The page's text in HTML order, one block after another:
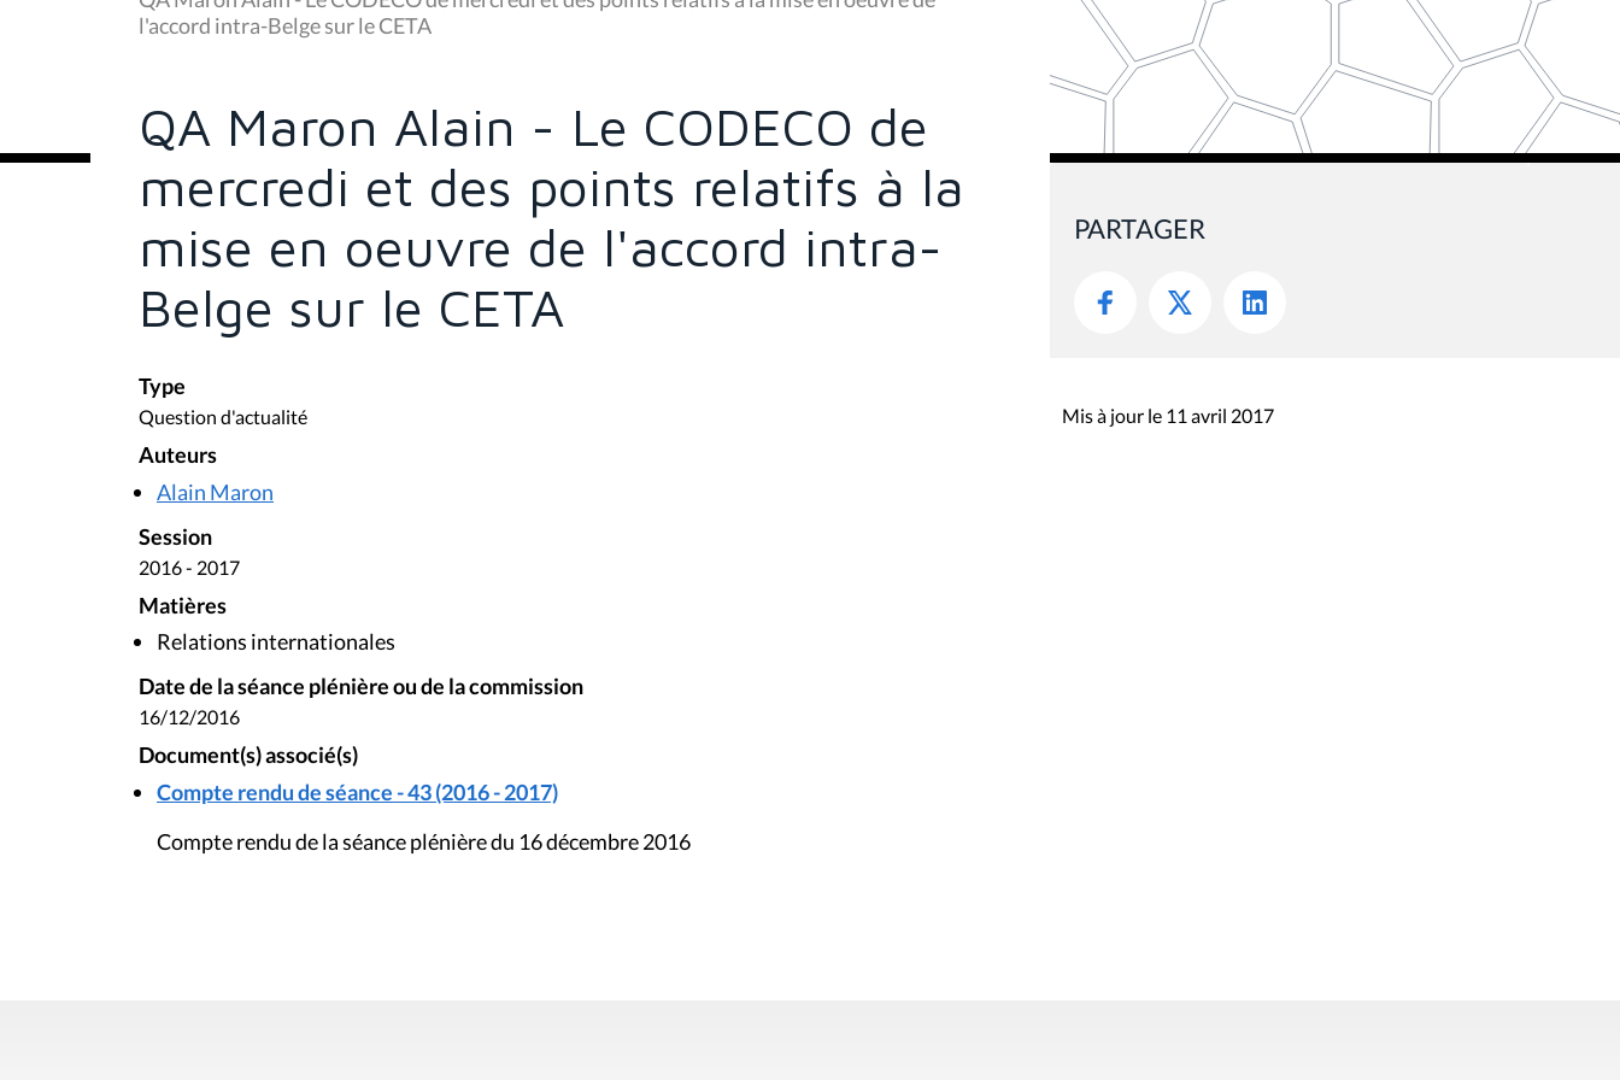
s
ê
c
:
l'accord intra-Belge sur le CETA
QA Maron Alain - Le CODECO de
mercredi et des points relatifs à la
mise en oeuvre de l'accord intra-
Belge sur le CETA
Type
Question d'actualité
Auteurs
Alain Maron
Session
2016 - 2017
Matières
Relations internationales
Date de la séance plénière ou de la commission
16/12/2016
Document(s) associé(s)
Compte rendu de séance - 43 (2016 - 2017)
Compte rendu de la séance plénière du 16 décembre 2016
PARTAGER
Mis à jour le 11 avril 2017